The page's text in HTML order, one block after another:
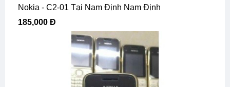
Nokia - C2-01 Tại Nam Định Nam Định
185,000 Đ